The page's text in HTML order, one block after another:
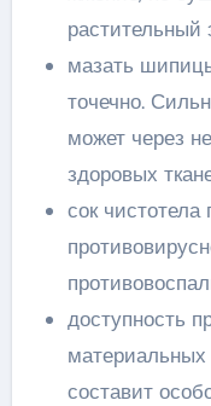
растительный
мазать
точечно.
может через
здоровых
сок чистотела
доступность
материальных
составит